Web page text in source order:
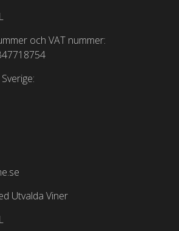
och VAT nummer:
Utvalda Viner